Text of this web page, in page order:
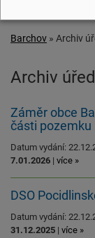
Barchov » Archiv
Archiv
Záměr obce
části pozemku
Datum vydání:
7.01.2026 | více »
DSO
Datum vydání:
31.12.2025 | více »